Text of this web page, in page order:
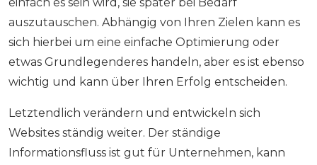
einfach es sein wird, sie später bei Bedarf
auszutauschen. Abhängig von Ihren Zielen kann es
sich hierbei um eine einfache Optimierung oder
etwas Grundlegenderes handeln, aber es ist ebenso
wichtig und kann über Ihren Erfolg entscheiden.
Letztendlich verändern und entwickeln sich
Websites ständig weiter. Der ständige
Informationsfluss ist gut für Unternehmen, kann